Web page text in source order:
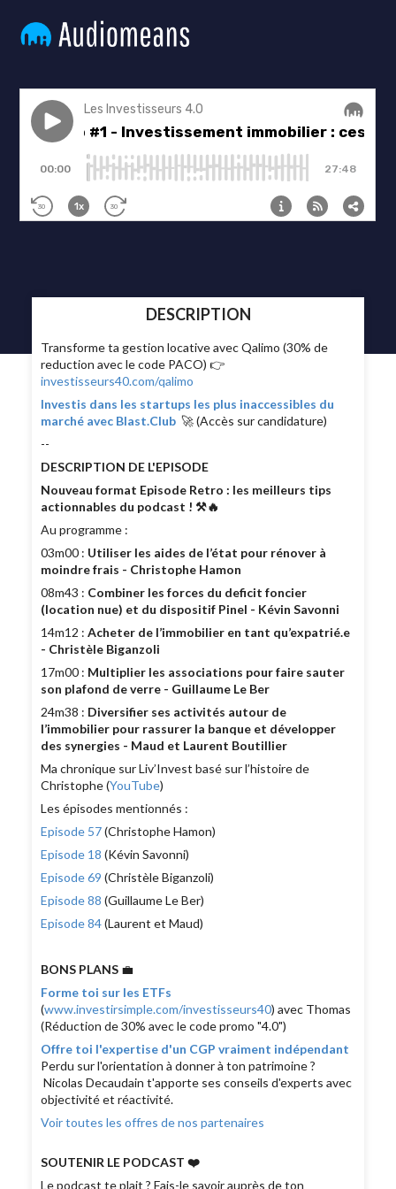
DESCRIPTION
Transforme ta gestion locative avec Qalimo (30% de
reduction avec le code PACO) 👉
investisseurs40.com/qalimo
Investis dans les startups les plus inaccessibles du
marché avec Blast.Club 🚀 (Accès sur candidature)
--
DESCRIPTION DE L'EPISODE
Nouveau format Episode Retro : les meilleurs tips
actionnables du podcast ! ⚒️🔥
Au programme :
03m00 : Utiliser les aides de l’état pour rénover à
moindre frais - Christophe Hamon
08m43 : Combiner les forces du deficit foncier
(location nue) et du dispositif Pinel - Kévin Savonni
14m12 :Acheter de l’immobilier en tant qu’expatrié.e
- Christèle Biganzoli
17m00 : Multiplier les associations pour faire sauter
son plafond de verre - Guillaume Le Ber
24m38 : Diversifier ses activités autour de
l’immobilier pour rassurer la banque et développer
des synergies - Maud et Laurent Boutillier
Ma chronique sur Liv’Invest basé sur l’histoire de
Christophe (YouTube)
Les épisodes mentionnés :
Episode 57(Christophe Hamon)
Episode 18 (Kévin Savonni)
Episode 69 (Christèle Biganzoli)
Episode 88 (Guillaume Le Ber)
Episode 84(Laurent et Maud)
BONS PLANS 💼
Forme toi sur les ETFs
(www.investirsimple.com/investisseurs40) avec Thomas
(Réduction de 30% avec le code promo "4.0")
Offre toi l'expertise d'un CGP vraiment indépendant
Perdu sur l'orientation à donner à ton patrimoine ?
Nicolas Decaudain t'apporte ses conseils d'experts avec
objectivité et réactivité.
Voir toutes les offres de nos partenaires
SOUTENIR LE PODCAST ❤️
Le podcast te plait ? Fais-le savoir auprès de ton